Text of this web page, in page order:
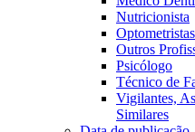
Nutricionista
Outros
Psicólogo
Técnico de
Vigilantes,
Similares